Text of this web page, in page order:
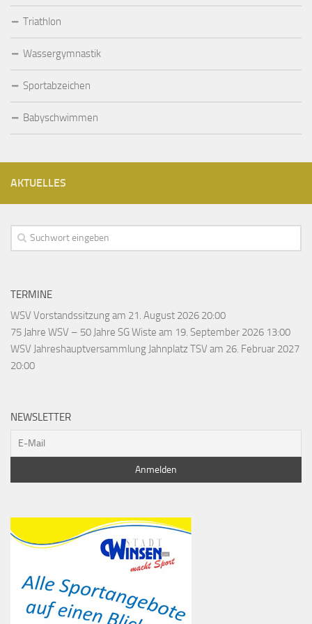
Triathlon
Wassergymnastik
Sportabzeichen
Babyschwimmen
AKTUELLES
TERMINE
WSV Vorstandssitzungam 21. August 2026 20:00
75 Jahre WSV – 50 Jahre SG Wiste am 19. September 2026 13:00
WSV Jahreshauptversammlung Jahnplatz TSV am 26. Februar 2027
20:00
NEWSLETTER